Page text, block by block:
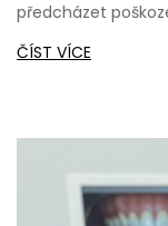
předcházet
vzhled.
ČÍST VÍCE